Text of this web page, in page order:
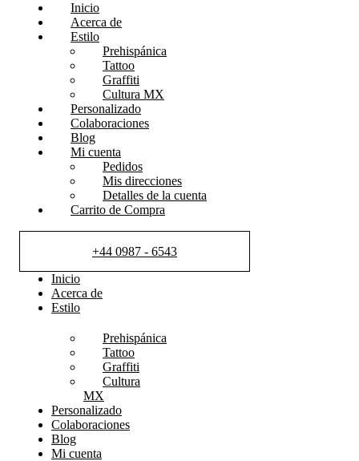
Inicio
Acerca de
Estilo
Prehispánica
Tattoo
Graffiti
Cultura MX
Personalizado
Colaboraciones
Blog
Mi cuenta
Pedidos
Mis direcciones
Detalles de la cuenta
Carrito de Compra
+44 0987 - 6543
Inicio
Acerca de
Estilo
Prehispánica
Tattoo
Graffiti
Cultura
MX
Personalizado
Colaboraciones
Blog
Mi cuenta